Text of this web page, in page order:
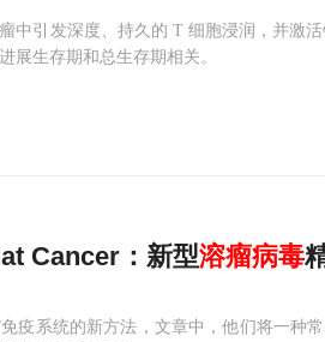
中引发深度、持久的 T 细胞浸润，并激
展生存期和总生存期相关。
Cancer：新型溶瘤病毒
疫系统的新方法，文章中，他们将一种